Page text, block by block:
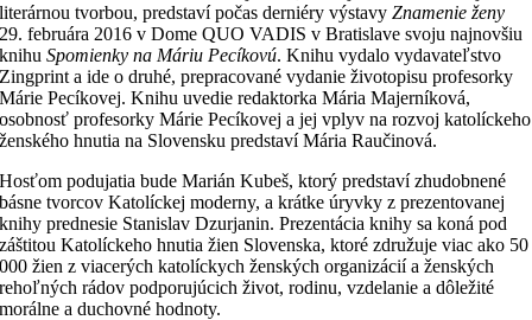
literárnou tvorbou, predstaví počas derniéry výstavyZnamenie ženy
29. februára 2016 v Dome QUO VADIS v Bratislave svoju najnovšiu
knihuSpomienky na Máriu Pecíkovú. Knihu vydalo vydavateľstvo
Zingprint a ide o druhé, prepracované vydanie životopisu profesorky
Márie Pecíkovej. Knihu uvedie redaktorka Mária Majerníková,
osobnosť profesorky Márie Pecíkovej a jej vplyv na rozvoj katolíckeho
ženského hnutia na Slovensku predstaví Mária Raučinová.
Hosťom podujatia bude Marián Kubeš, ktorý predstaví zhudobnené
básne tvorcov Katolíckej moderny, a krátke úryvky z prezentovanej
knihy prednesie Stanislav Dzurjanin. Prezentácia knihy sa koná pod
záštitou Katolíckeho hnutia žien Slovenska, ktoré združuje viac ako 50
000 žien z viacerých katolíckych ženských organizácií a ženských
rehoľných rádov podporujúcich život, rodinu, vzdelanie a dôležité
morálne a duchovné hodnoty.